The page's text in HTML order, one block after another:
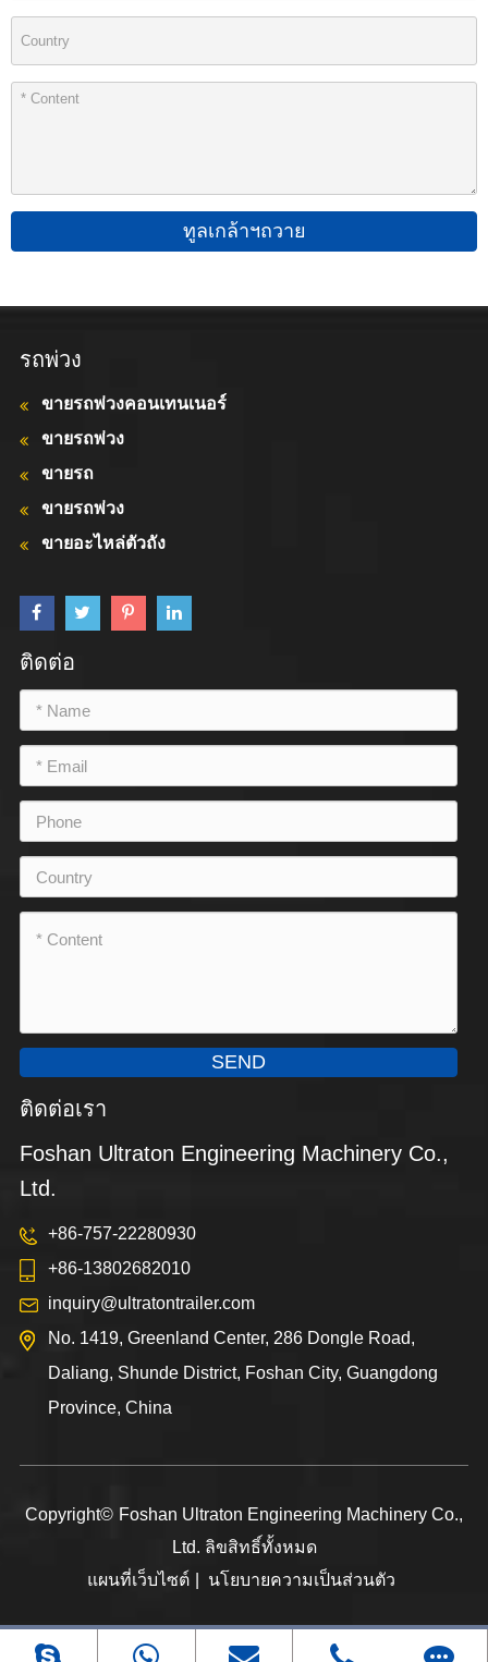
ทูลเกล้าฯถวาย
รถพ่วง
ขายรถพ่วงคอนเทนเนอร์
ขายรถพ่วง
ขายรถ
ขายรถพ่วง
ขายอะไหล่ตัวถัง
ติดต่อ
SEND
ติดต่อเรา
Foshan Ultraton Engineering Machinery Co.,
Ltd.
+86-757-22280930
+86-13802682010
inquiry@ultratontrailer.com
No. 1419, Greenland Center, 286 Dongle Road,
Daliang, Shunde District, Foshan City, Guangdong
Province, China
Copyright© Foshan Ultraton Engineering Machinery Co.,
Ltd. ลิขสิทธิ์ทั้งหมด
แผนที่เว็บไซต์
นโยบายความเป็นส่วนตัว